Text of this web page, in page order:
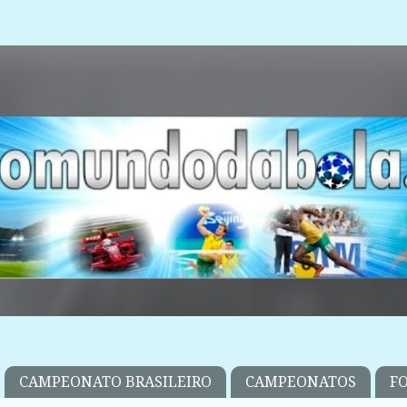
CAMPEONATO BRASILEIRO CAMPEONATOS